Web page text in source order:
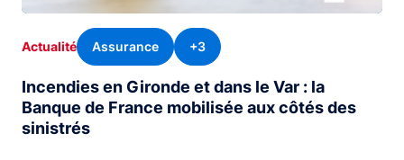
Actualité Assurance +3
Incendies en Gironde et dans le Var : la
Banque de France mobilisée aux côtés des
sinistrés